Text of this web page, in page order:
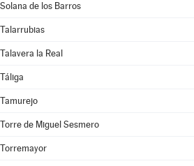
Solana de los Barros
Talarrubias
Talavera la Real
Táliga
Tamurejo
Torre de Miguel Sesmero
Torremayor